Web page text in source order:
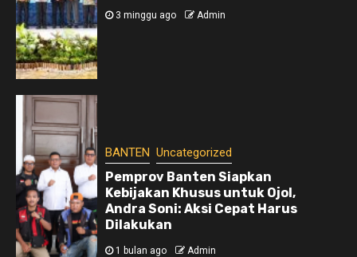
3 minggu ago Admin
BANTEN Uncategorized
Pemprov Banten Siapkan
Kebijakan Khusus untuk Ojol,
Andra Soni: Aksi Cepat Harus
Dilakukan
1 bulan ago Admin